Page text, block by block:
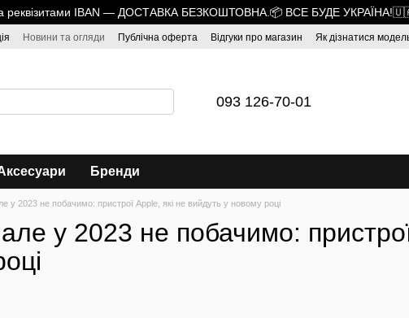
за реквізитами IBAN — ДОСТАВКА БЕЗКОШТОВНА.📦 ВСЕ БУДЕ
Новини та огляди Публічна оферта Відгуки про магазин
Як дізнатися
093 126-70-01
Аксесуари Бренди
у 2023 не побачимо: пристрої Apple, які не вийдуть у новому році
у 2023 не побачимо: